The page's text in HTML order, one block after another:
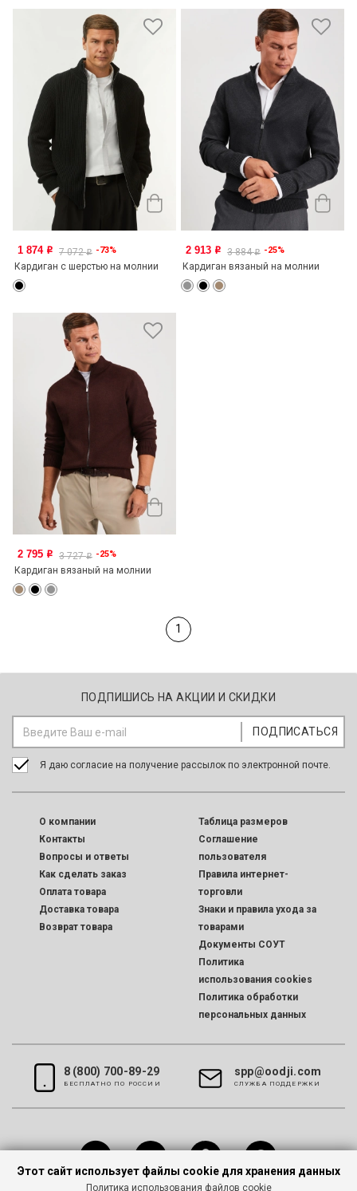
1 874 o 7 072o -73%
Кардиган с шерстью на молнии
2 913 o 3 884o -25%
Кардиган вязаный на молнии
2 795 o 3 727o -25%
Кардиган вязаный на молнии
1
ПОДПИШИСЬ НА АКЦИИ И СКИДКИ
Я даю согласие на получение рассылок по электронной почте.
O компании
Контакты
Вопросы и ответы
Как сделать заказ
Оплата товара
Доставка товара
Возврат товара
Таблица размеров
Соглашение
пользователя
Правила интернет-
торговли
Знаки и правила ухода за
товарами
Документы СОУТ
Политика
использования cookies
Политика обработки
персональных данных
8 (800) 700-89-29
БЕСПЛАТНО ПО РОССИИ
spp@oodji.com
CЛУЖБА ПОДДЕРЖКИ
Этот сайт использует файлы cookie для хранения данных
Политика использования файлов cookie